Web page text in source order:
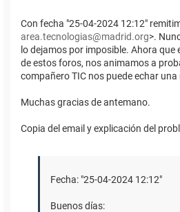
Con fecha "25-04-2024 12:12"
area.tecnologias@madrid.org>.
lo dejamos por imposible. Ahora que
de estos foros, nos animamos a
compañero TIC nos puede echar una
Muchas gracias de antemano.
Copia del email y explicación del
Fecha: "25-04-2024 12:12"
Buenos días: